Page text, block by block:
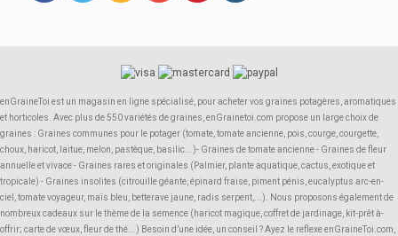
enGraineToi est un magasin en ligne spécialisé, pour acheter vos graines potagères, aromatiques
et horticoles. Avec plus de 550 variétés de graines, enGrainetoi.com propose un large choix de
graines : Graines communes pour le potager (tomate, tomate ancienne, pois, courge, courgette,
choux, haricot, laitue, melon, pastèque, basilic...)- Graines de tomate ancienne - Graines de fleur
annuelle et vivace - Graines rares et originales (Palmier, plante aquatique, cactus, exotique et
tropicale) - Graines insolites (citrouille géante, épinard fraise, piment pénis, eucalyptus arc-en-
ciel, tomate voyageur, maïs bleu, betterave jaune, radis serpent,...). Nous proposons également de
nombreux cadeaux sur le thème de la semence (haricot magique, coffret de jardinage, kit-prêt à-
offrir; carte de vœux, fleur de thé...) Besoin d’une idée, un conseil ? Ayez le reflexe enGraineToi.com,